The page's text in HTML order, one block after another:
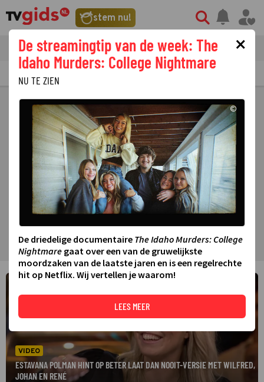
stem nu!
tvgids streaming nieuws
PRIMETIME GEMIST
VIDEO
ESTAVANA POLMAN HINT OP BETER LAAT DAN NOOIT-VERSIE MET WILFRED,
JOHAN EN RENÉ
×
De streamingtip van de week: The
Idaho Murders: College Nightmare
NU TE ZIEN
©
De driedelige documentaire The Idaho Murders: College
Nightmare gaat over een van de gruwelijkste
moordzaken van de laatste jaren en is een regelrechte
hit op Netflix. Wij vertellen je waarom!
LEES MEER